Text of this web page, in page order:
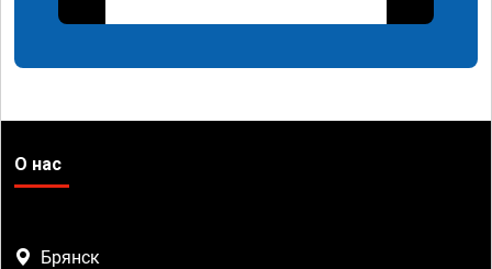
О нас
Брянск